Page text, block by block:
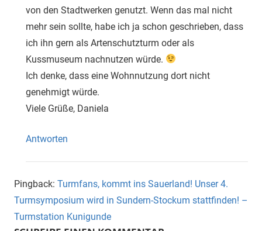
von den Stadtwerken genutzt. Wenn das mal nicht
mehr sein sollte, habe ich ja schon geschrieben, dass
ich ihn gern als Artenschutzturm oder als
Kussmuseum nachnutzen würde.
Ich denke, dass eine Wohnnutzung dort nicht
genehmigt würde.
Viele Grüße, Daniela
Antworten
Pingback: Turmfans, kommt ins Sauerland! Unser 4.
Turmsymposium wird in Sundern-Stockum stattfinden! –
Turmstation Kunigunde